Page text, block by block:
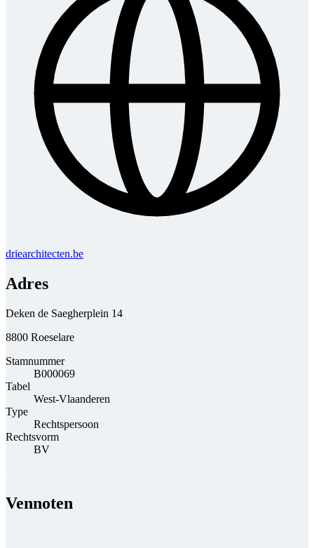
driearchitecten.be
Adres
Deken de Saegherplein 14
8800 Roeselare
Stamnummer
B000069
Tabel
West-Vlaanderen
Type
Rechtspersoon
Rechtsvorm
BV
Vennoten